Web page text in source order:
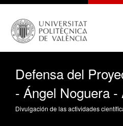
Defensa del
- Ángel Noguera